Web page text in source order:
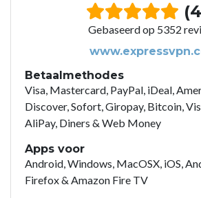
Gebaseerd op 5352
Betaalmethodes
Visa, Mastercard, PayPal, iDeal,
Discover, Sofort, Giropay, Bitcoin,
AliPay, Diners & Web Money
Apps voor
Android, Windows, MacOSX, iOS,
Firefox & Amazon Fire TV